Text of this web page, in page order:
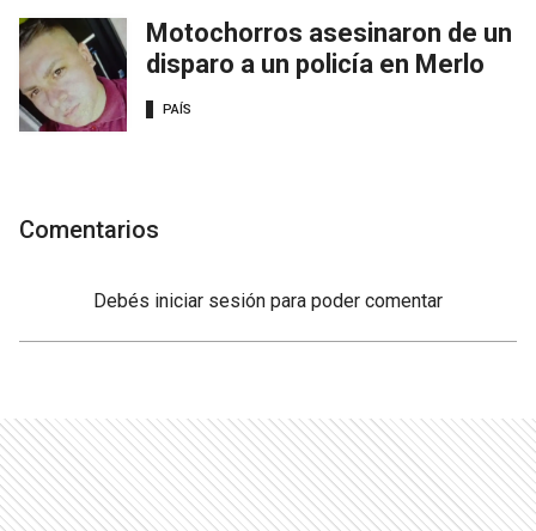
Motochorros asesinaron de un
disparo a un policía en Merlo
PAÍS
Comentarios
Debés iniciar sesión para poder comentar